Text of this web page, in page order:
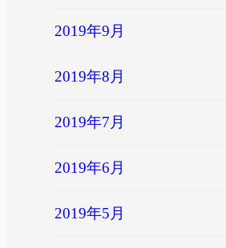
2019年9月
2019年8月
2019年7月
2019年6月
2019年5月